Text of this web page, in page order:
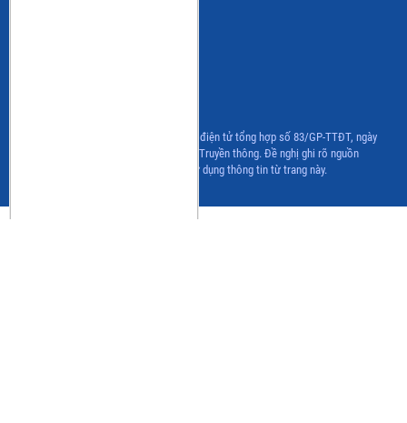
Giấy phép hoạt động Trang thông tin điện tử tổng hợp số 83/GP-TTĐT, ngày
06/07/2022 của Bộ Thông tin và Truyền thông. Đề nghị ghi rõ nguồn
www.vasep.com.vn khi sử dụng thông tin từ trang này.